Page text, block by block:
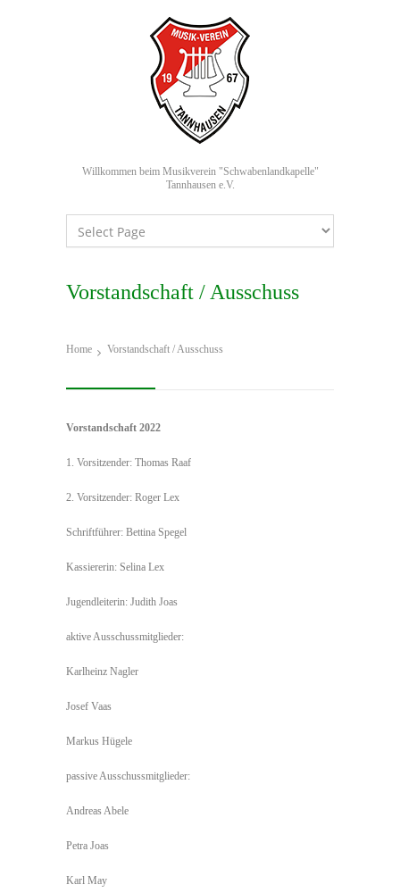
Willkommen beim Musikverein "Schwabenlandkapelle"
Tannhausen e.V.
Vorstandschaft / Ausschuss
Home Vorstandschaft / Ausschuss
Vorstandschaft 2022
1. Vorsitzender: Thomas Raaf
2. Vorsitzender: Roger Lex
Schriftführer: Bettina Spegel
Kassiererin: Selina Lex
Jugendleiterin: Judith Joas
aktive Ausschussmitglieder:
Karlheinz Nagler
Josef Vaas
Markus Hügele
passive Ausschussmitglieder:
Andreas Abele
Petra Joas
Karl May